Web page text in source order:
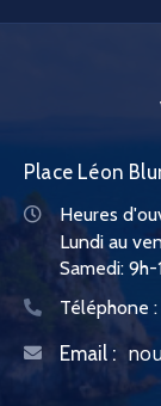
Place Léon
Heures
Lundi au
Samedi:
Téléphone :
Email :